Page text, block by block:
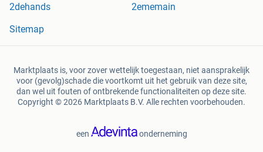
2dehands
2ememain
Sitemap
Marktplaats is, voor zover wettelijk toegestaan, niet aansprakelijk
voor (gevolg)schade die voortkomt uit het gebruik van deze site,
dan wel uit fouten of ontbrekende functionaliteiten op deze site.
Copyright © 2026 Marktplaats B.V. Alle rechten voorbehouden.
een onderneming